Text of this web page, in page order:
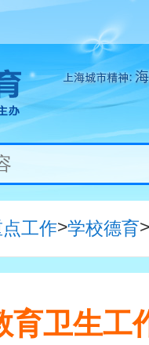
工作>学校德育>
育卫生工